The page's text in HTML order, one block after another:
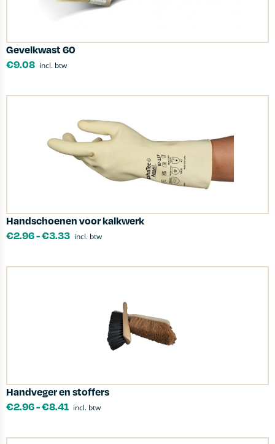
Gevelkwast 60
€9.08 incl. btw
Handschoenen voor kalkwerk
€2.96-€3.33 incl. btw
Handveger en stoffers
€2.96-€8.41 incl. btw